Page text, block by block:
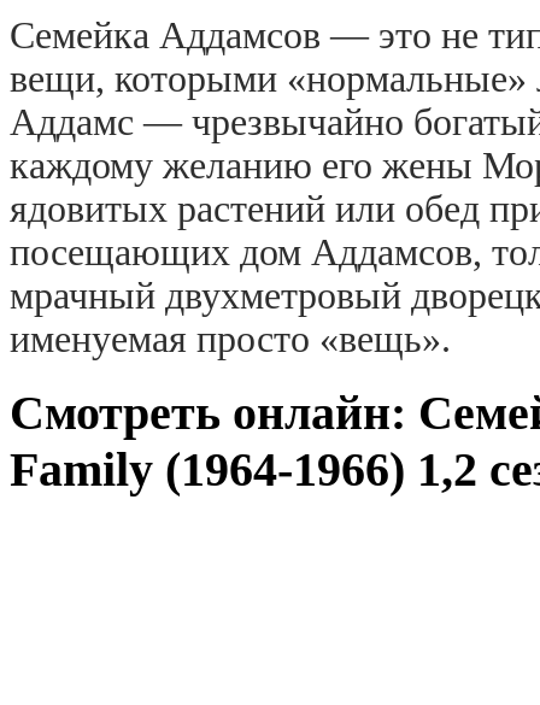
Семейка Аддамсов — это не
вещи, которыми
Аддамс — чрезвычайно
каждому желанию его жены
ядовитых растений или обед
посещающих дом Аддамсов,
мрачный двухметровый
именуемая просто «вещь».
Смотреть онлайн:
Family (1964-1966) 1,2